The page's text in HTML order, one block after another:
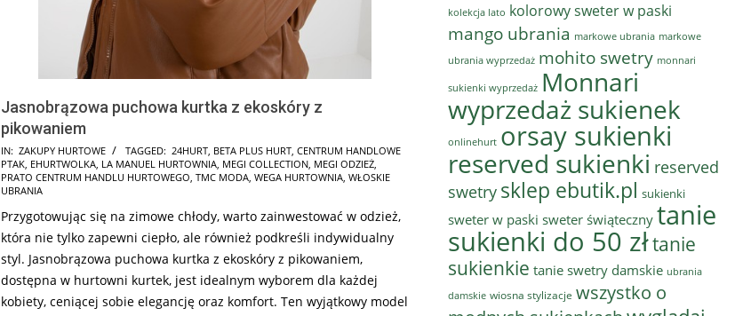
Jasnobrązowa puchowa kurtka z ekoskóry z
pikowaniem
2025-
12-
05
IN: ZAKUPY HURTOWE TAGGED: 24HURT, BETA PLUS HURT, CENTRUM HANDLOWE
PTAK, EHURTWOLKA, LA MANUEL HURTOWNIA, MEGI COLLECTION, MEGI ODZIEŻ,
PRATO CENTRUM HANDLU HURTOWEGO, TMC MODA, WEGA HURTOWNIA, WŁOSKIE
UBRANIA
Przygotowując się na zimowe chłody, warto zainwestować w odzież,
która nie tylko zapewni ciepło, ale również podkreśli indywidualny
styl. Jasnobrązowa puchowa kurtka z ekoskóry z pikowaniem,
dostępna w hurtowni kurtek, jest idealnym wyborem dla każdej
kobiety, ceniącej sobie elegancję oraz komfort. Ten wyjątkowy model
kolekcja lato kolorowy sweter w paski
mango ubrania markowe ubrania markowe
ubrania wyprzedaż mohito swetry monnari
sukienki wyprzedaż Monnari
wyprzedaż sukienek
onlinehurt orsay sukienki
reserved sukienki reserved
swetry sklep ebutik.pl sukienki
sweter w paski sweter świątecznytanie
sukienki do 50 złtanie
sukienkie tanie swetry damskie ubrania
damskie wiosna stylizacje wszystko o